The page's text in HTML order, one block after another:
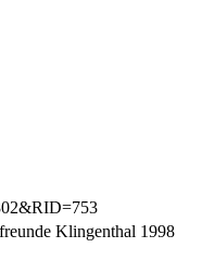
Klingenthal 1998